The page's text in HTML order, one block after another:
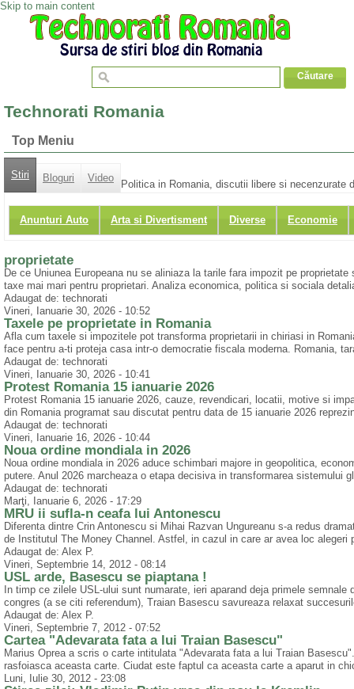
Skip to main content
Technorati Romania
Top Meniu
Stiri Bloguri Video
Anunturi Auto Arta si Divertisment Diverse Economie
Politica in Romania, discutii libere si necenzurate
proprietate
De ce Uniunea Europeana nu se aliniaza la tarile fara impozit pe
taxe mai mari pentru proprietari. Analiza economica, politica si sociala
Adaugat de: technorati
Vineri, Ianuarie 30, 2026 - 10:52
Taxele pe proprietate in Romania
Afla cum taxele si impozitele pot transforma proprietarii in chiriasi in
face pentru a-ti proteja casa intr-o democratie fiscala moderna. Romania,
Adaugat de: technorati
Vineri, Ianuarie 30, 2026 - 10:41
Protest Romania 15 ianuarie 2026
Protest Romania 15 ianuarie 2026, cauze, revendicari, locatii, motive si
din Romania programat sau discutat pentru data de 15 ianuarie 2026
Adaugat de: technorati
Vineri, Ianuarie 16, 2026 - 10:44
Noua ordine mondiala in 2026
Noua ordine mondiala in 2026 aduce schimbari majore in geopolitica,
putere. Anul 2026 marcheaza o etapa decisiva in transformarea sistemului
Adaugat de: technorati
Marţi, Ianuarie 6, 2026 - 17:29
MRU ii sufla-n ceafa lui Antonescu
Diferenta dintre Crin Antonescu si Mihai Razvan Ungureanu s-a redus
de Institutul The Money Channel. Astfel, in cazul in care ar avea loc alegeri
Adaugat de: Alex P.
Vineri, Septembrie 14, 2012 - 08:14
USL arde, Basescu se piaptana !
In timp ce zilele USL-ului sunt numarate, ieri aparand deja primele
congres (a se citi referendum), Traian Basescu savureaza relaxat
Adaugat de: Alex P.
Vineri, Septembrie 7, 2012 - 07:52
Cartea "Adevarata fata a lui Traian Basescu"
Marius Oprea a scris o carte intitulata "Adevarata fata a lui Traian
rasfoiasca aceasta carte. Ciudat este faptul ca aceasta carte a aparut in
Luni, Iulie 30, 2012 - 23:08